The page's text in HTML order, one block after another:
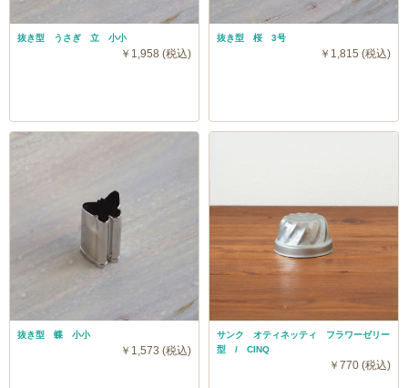
抜き型 うさぎ 立 小小
￥1,958 (税込)
抜き型 桜 3号
￥1,815 (税込)
抜き型 蝶 小小
￥1,573 (税込)
サンク オティネッティ フラワーゼリー
型 / CINQ
￥770 (税込)